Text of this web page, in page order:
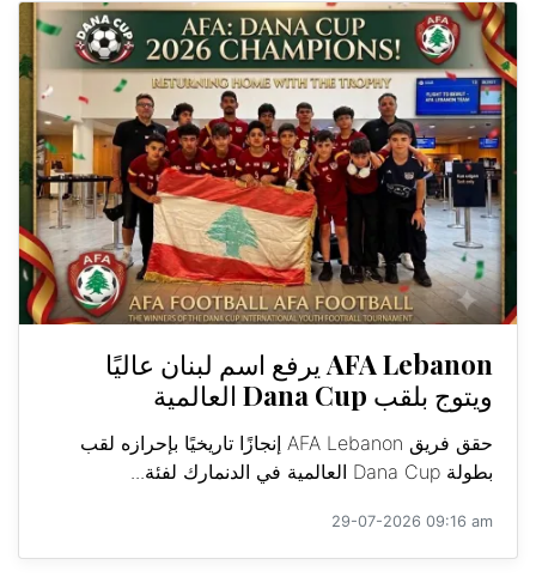
AFA Lebanon يرفع اسم لبنان عاليًا
ويتوج بلقب Dana Cup العالمية
حقق فريق AFA Lebanon إنجازًا تاريخيًا بإحرازه لقب
بطولة Dana Cup العالمية في الدنمارك لفئة...
29-07-2026 09:16 am